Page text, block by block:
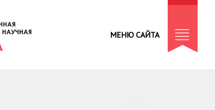
МЕНЮ САЙТА